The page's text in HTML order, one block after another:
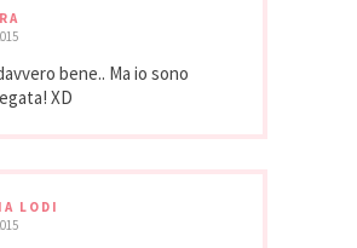
bene.. Ma io sono
XD
LODI